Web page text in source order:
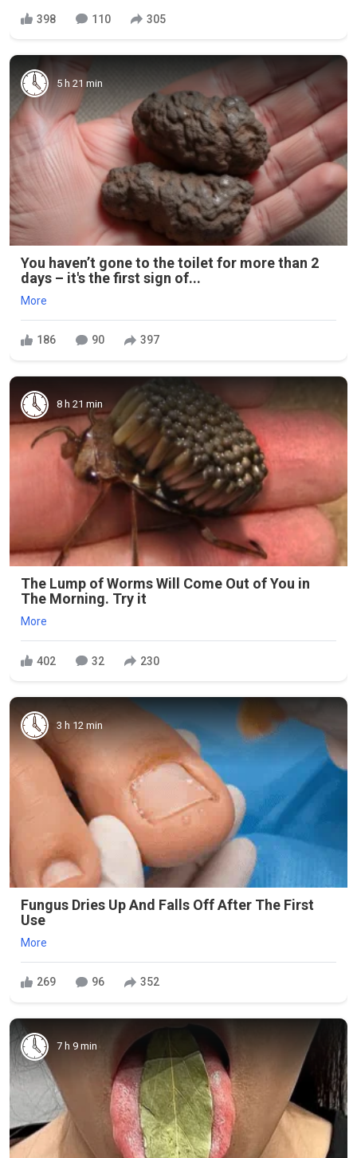
398 110 305
5 h 21 min
You haven’t gone to the toilet for more than 2
days – it's the first sign of...
More
186 90 397
8 h 21 min
The Lump of Worms Will Come Out of You in
The Morning. Try it
More
402 32 230
3 h 12 min
Fungus Dries Up And Falls Off After The First
Use
More
269 96 352
7 h 9 min